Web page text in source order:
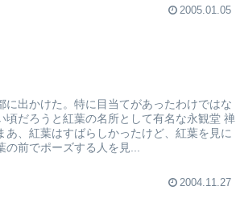
2005.01.05
に出かけた。特に目当てがあったわけではな
頃だろうと紅葉の名所として有名な永観堂 禅
あ、紅葉はすばらしかったけど、紅葉を見に
の前でポーズする人を見...
2004.11.27